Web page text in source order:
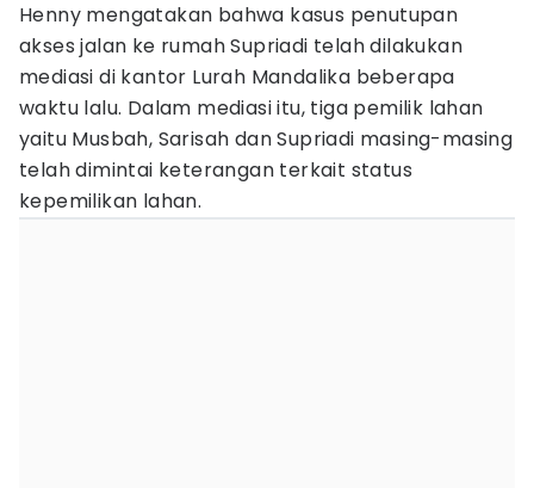
Henny mengatakan bahwa kasus penutupan
akses jalan ke rumah Supriadi telah dilakukan
mediasi di kantor Lurah Mandalika beberapa
waktu lalu. Dalam mediasi itu, tiga pemilik lahan
yaitu Musbah, Sarisah dan Supriadi masing-masing
telah dimintai keterangan terkait status
kepemilikan lahan.